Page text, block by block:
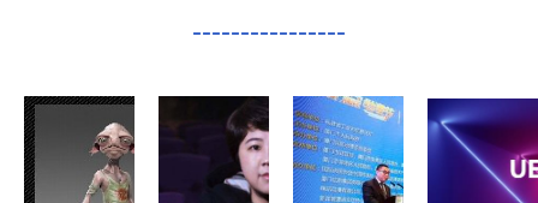
----------------